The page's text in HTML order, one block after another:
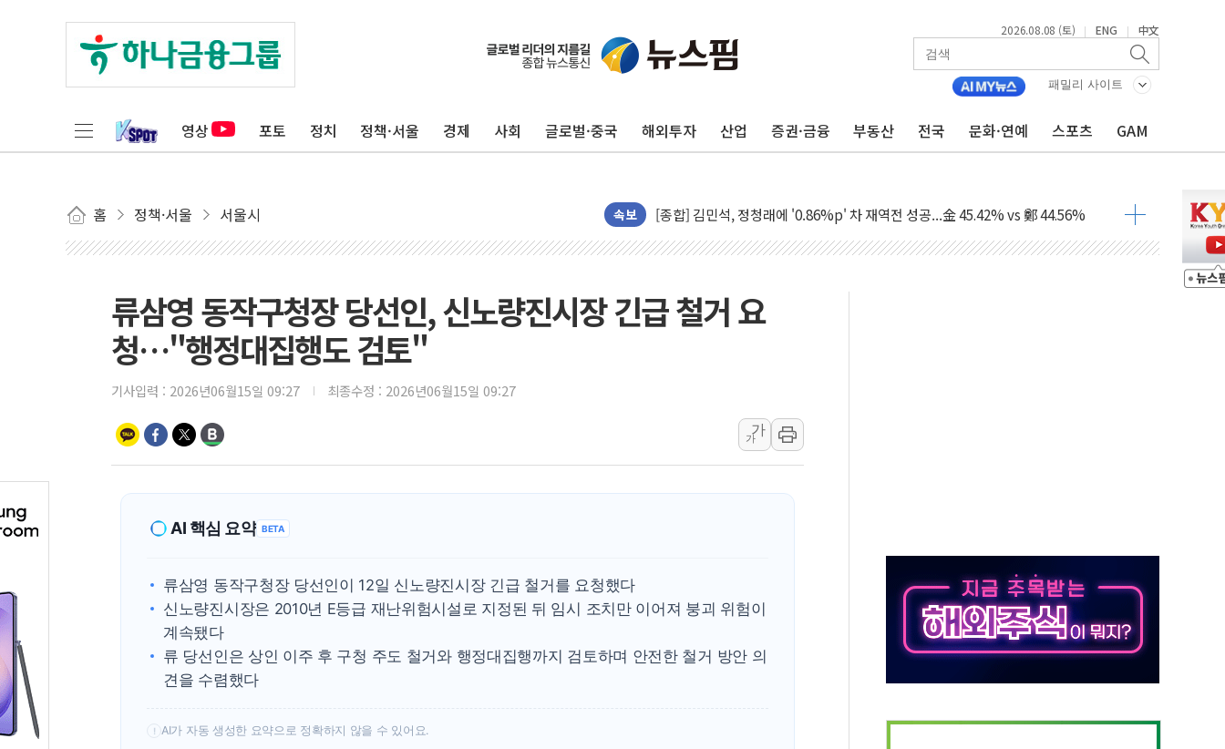
2026.08.08 (토) | ENG | 中文
패밀리 사이트
영상 포토 정치 정책·서울 경제 사회 글로벌·중국 해외투자 산업 증권·금융 부동산 전국 문화·연예 스포츠 GAM
홈 정책·서울 서울시 속보
포항시 재난예산 40억 긴급 투입…고수온 양식장 복구·지원 '총력'
울진·영덕 '호우특보'-포항 '산사태 주의보'...경북도, 호우 피해·통제구간 없어
인천 합동연설회 나선 송영길·정청래·김민석 당대표 후보
김민석, 2주차 제주·인천 경선서 정청래에 승리...47.75% vs 42.08%
[속보] 민주, 제주·인천 경선 결과 발표...김민석 47.75% 정청래 42.08%
[속보] 민주, 인천 경선 결과 발표...김민석 45.09% 정청래 43.27% 송영길 11.63%
강릉·동해·삼척 시간당 최대 50㎜ 폭우…강원 동해안 강한 비 이어져
폐기물 수거하다 참변…60대 환경미화원 수거차에 치여 사망
추미애, '위안부' 피해자 기림의 날 참석..."국제적 시민 연대로 목소리 내야"
인천 선재도 갯벌서 해루질 중 실종 60대 나흘만에 숨진 채 발견
인천서 말다툼 중 어머니 흉기 살해 10대 아들 체포
'화합' 꺼낸 김민석에 '뻔뻔' 받아친 정청래…제주 연설서 신경전 고조
류삼영 동작구청장 당선인, 신노량진시장 긴급 철거 요
청…"행정대집행도 검토"
기사입력 : 2026년06월15일 09:27 최종수정 : 2026년06월15일 09:27
가
가
AI 핵심 요약 BETA
류삼영 동작구청장 당선인이 12일 신노량진시장 긴급 철거를 요청했다
신노량진시장은 2010년 E등급 재난위험시설로 지정된 뒤 임시 조치만 이어져 붕괴 위험이
계속됐다
류 당선인은 상인 이주 후 구청 주도 철거와 행정대집행까지 검토하며 안전한 철거 방안 의
견을 수렴했다
! AI가 자동 생성한 요약으로 정확하지 않을 수 있어요.